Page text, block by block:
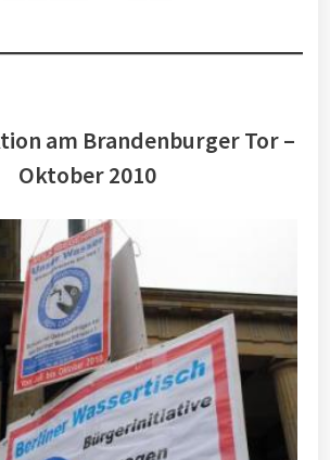
am Brandenburger Tor –
Oktober 2010